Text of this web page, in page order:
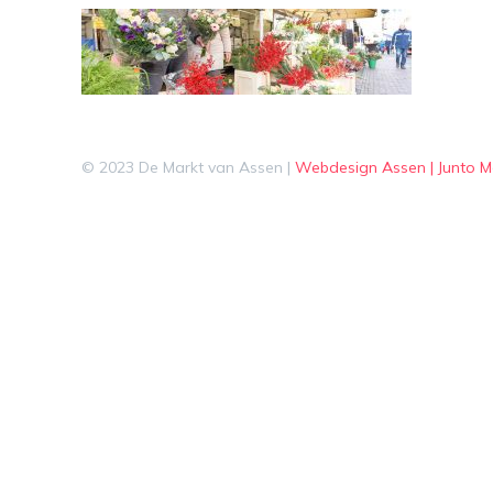
© 2023 De Markt van Assen | Webdesign Assen | Junto